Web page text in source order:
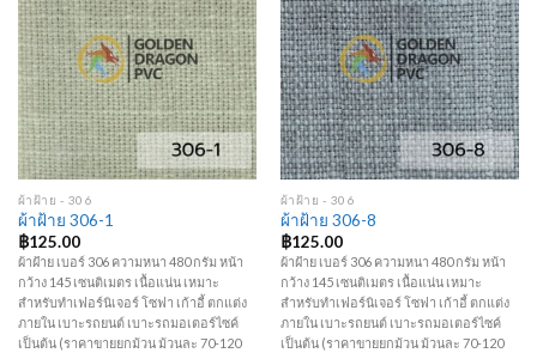
Add to
Wishlist
ผ้าฝ้าย - 306
ผ้าฝ้าย 306-1
฿125.00
ผ้าฝ้าย เบอร์ 306 ความหนา 480 กรัม หน้า
กว้าง 145 เซนติเมตร เนื้อแน่น เหมาะ
สำหรับทำเฟอร์นิเจอร์ โซฟา เก้าอี้ ตกแต่ง
ภายใน เบาะรถยนต์ เบาะรถมอเตอร์ไซค์
เป็นต้น (ราคาขายยกม้วน ม้วนละ 70-120
Add to
Wishlist
ผ้าฝ้าย - 306
ผ้าฝ้าย 306-8
฿125.00
ผ้าฝ้าย เบอร์ 306 ความหนา 480 กรัม หน้า
กว้าง 145 เซนติเมตร เนื้อแน่น เหมาะ
สำหรับทำเฟอร์นิเจอร์ โซฟา เก้าอี้ ตกแต่ง
ภายใน เบาะรถยนต์ เบาะรถมอเตอร์ไซค์
เป็นต้น (ราคาขายยกม้วน ม้วนละ 70-120